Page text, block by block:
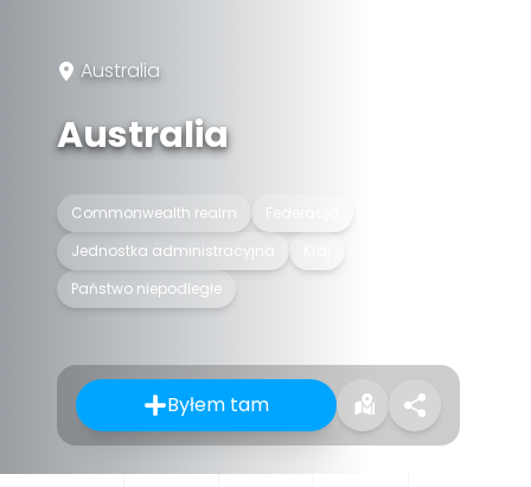
Australia
Australia
Commonwealth realm
Jednostka administracyjna
Państwo niepodległe
Byłem tam